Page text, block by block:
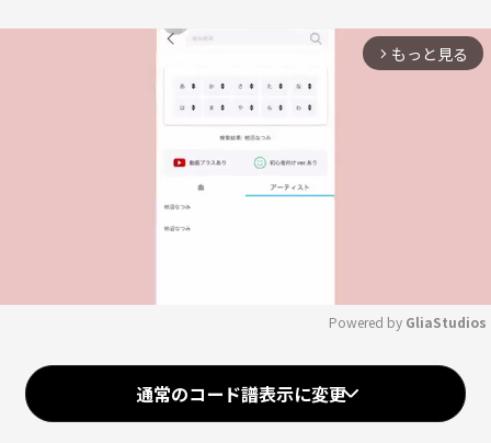
arrow_forward_ios もっと見る
Mute
Powered by GliaStudios
通常のコード譜表示に変更